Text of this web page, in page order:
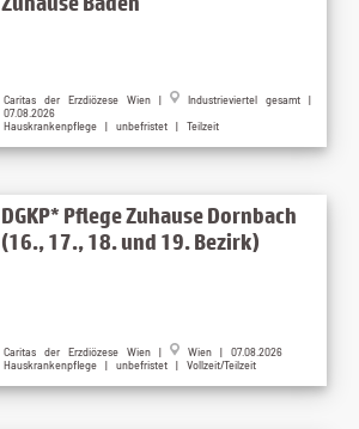
Caritas der Erzdiözese Wien |
Industrieviertel gesamt |
07.08.2026
Hauskrankenpflege | unbefristet | Teilzeit
DGKP* Pflege Zuhause Dornbach
(16., 17., 18. und 19. Bezirk)
Caritas der Erzdiözese Wien |
Wien | 07.08.2026
Hauskrankenpflege | unbefristet | Vollzeit/Teilzeit